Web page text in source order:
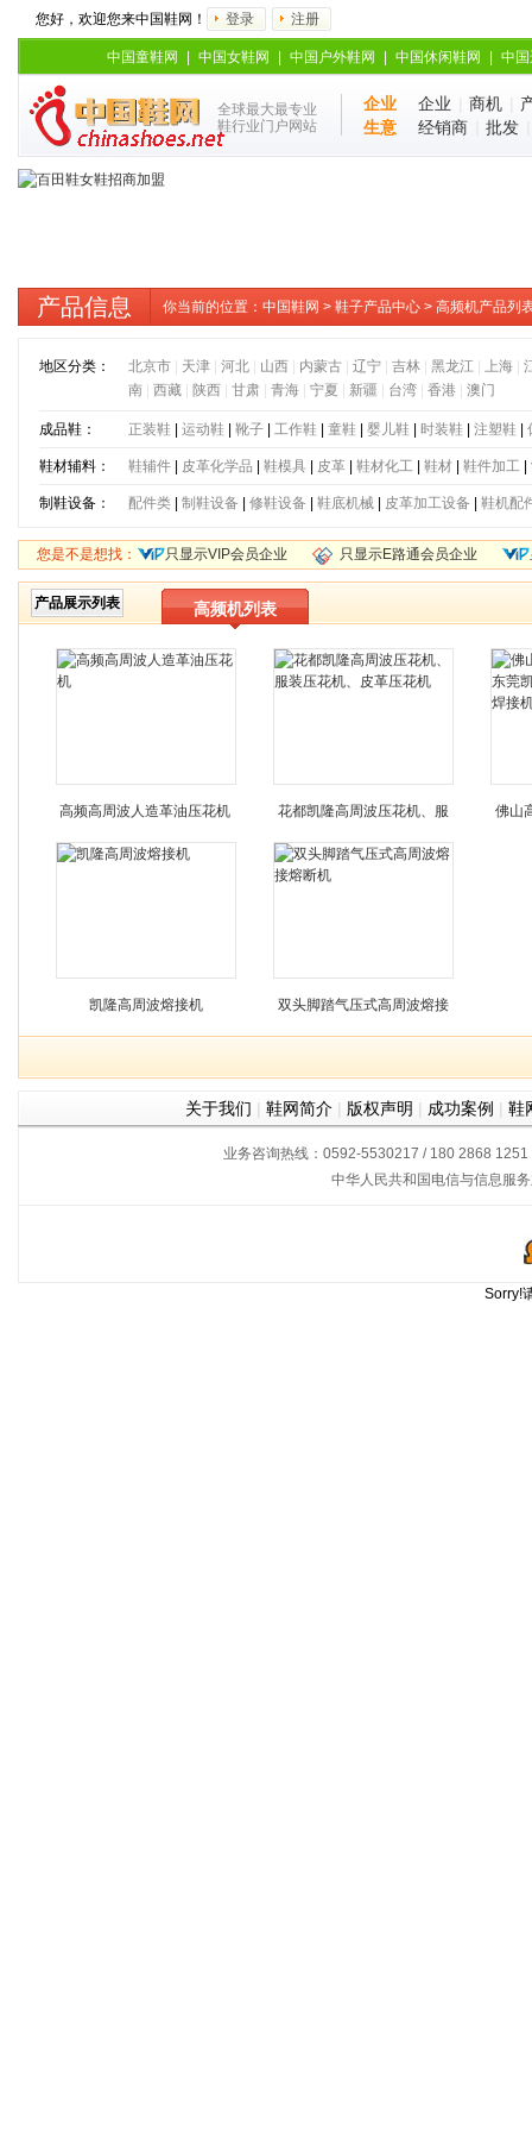
您好，欢迎您来中国鞋网！ 登录 注册
中国童鞋网 中国女鞋网 中国户外鞋网 中国休闲鞋网 中
全球最大最专业
鞋行业门户网站
企业
生意
企业 商机
经销商
批发
产品信息 你当前的位置： 中国鞋网 > 鞋子产品中心 > 高频机产品列
地区分类： 北京市| 天津| 河北| 山西| 内蒙古| 辽宁| 吉林| 黑龙江 上海|
南| 西藏| 陕西| 甘肃| 青海| 宁夏 新疆 台湾| 香港| 澳门
成品鞋： 正装鞋| 运动鞋| 靴子| 工作鞋| 童鞋| 婴儿鞋| 时装鞋| 注塑鞋|
鞋材辅料： 鞋辅件| 皮革化学品 鞋模具 皮革| 鞋材化工| 鞋材| 鞋件加工|
制鞋设备： 配件类| 制鞋设备 修鞋设备 鞋底机械| 皮革加工设备 鞋机配
您是不是想找： 只显示VIP会员企业 只显示E路通会员企业
产品展示列表 高频机列表
高频高周波人造革油压花机 花都凯隆高周波压花机、服
装压花机、皮革压花机
佛山
凯隆高周波熔接机 双头脚踏气压式高周波熔接
关于我们 | 鞋网简介 | 版权声明 | 成功案例 | 鞋
业务咨询热线：0592-5530217 / 180 2868 1251
中华人民共和国电信与信息服
Sorry!